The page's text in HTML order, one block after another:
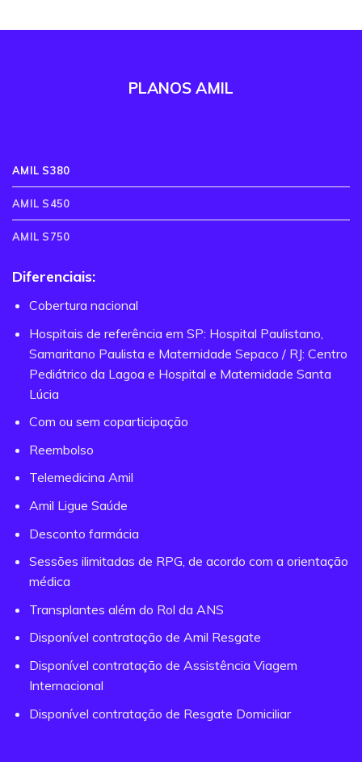
PLANOS AMIL
AMIL S380
AMIL S450
AMIL S750
Diferenciais:
Cobertura nacional
Hospitais de referência em SP: Hospital Paulistano,
Samaritano Paulista e Maternidade Sepaco / RJ: Centro
Pediátrico da Lagoa e Hospital e Maternidade Santa
Lúcia
Com ou sem coparticipação
Reembolso
Telemedicina Amil
Amil Ligue Saúde
Desconto farmácia
Sessões ilimitadas de RPG, de acordo com a orientação
médica
Transplantes além do Rol da ANS
Disponível contratação de Amil Resgate
Disponível contratação de Assistência Viagem
Internacional
Disponível contratação de Resgate Domiciliar